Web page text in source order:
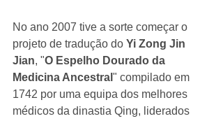
No ano 2007 tive a sorte começar o
projeto de tradução do Yi Zong Jin
Jian, "O Espelho Dourado da
Medicina Ancestral " compilado em
1742 por uma equipa dos melhores
médicos da dinastia Qing, liderados